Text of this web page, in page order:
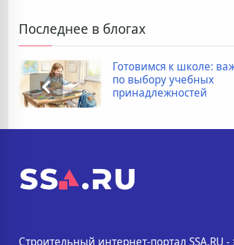
Последнее в блогах
Готовимся к школе:
по выбору учебных
принадлежностей
Строительный интернет-портал SSA.RU -